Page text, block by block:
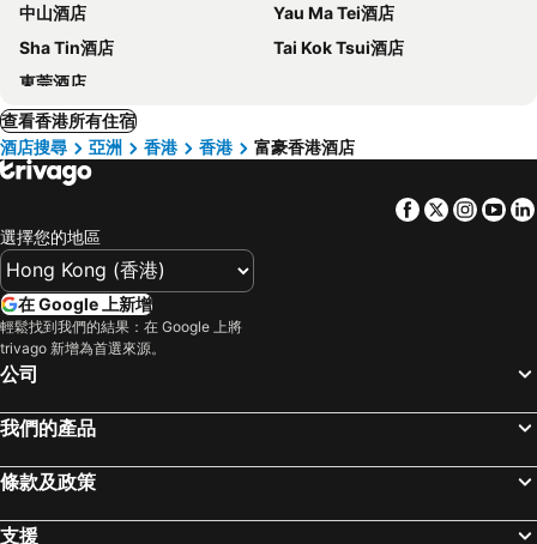
中山酒店
Yau Ma Tei酒店
Sha Tin酒店
Tai Kok Tsui酒店
東莞酒店
查看香港所有住宿
酒店搜尋
亞洲 香港 香港 富豪香港酒店
Facebook
Twitter
選擇您的地區
在 Google 上新增
輕鬆找到我們的結果：在 Google 上將
trivago 新增為首選來源。
公司
我們的產品
條款及政策
支援